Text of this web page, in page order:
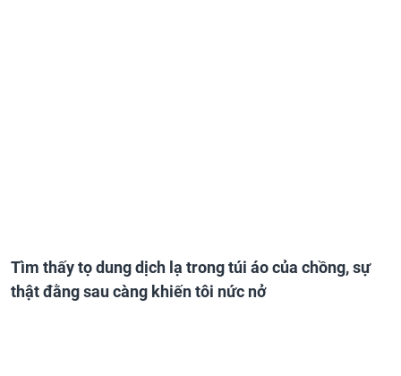
Tìm thấy tọ dung dịch lạ trong túi áo của chồng, sự
thật đằng sau càng khiến tôi nức nở